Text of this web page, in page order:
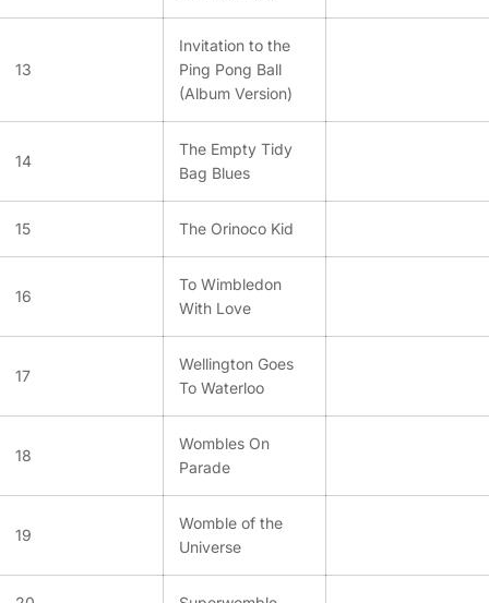
13
Invitation to the
Ping Pong Ball
(Album Version)
14
The Empty Tidy
Bag Blues
15 The Orinoco Kid
16
To Wimbledon
With Love
17
Wellington Goes
To Waterloo
18
Wombles On
Parade
19
Womble of the
Universe